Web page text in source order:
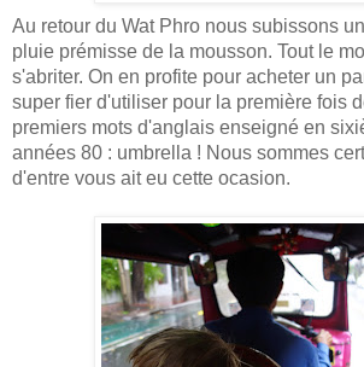
Au retour du Wat Phro nous subissons
pluie prémisse de la mousson. Tout le
s'abriter. On en profite pour acheter un
super fier d'utiliser pour la première fois
premiers mots d'anglais enseigné en
années 80 : umbrella ! Nous sommes
d'entre vous ait eu cette ocasion.